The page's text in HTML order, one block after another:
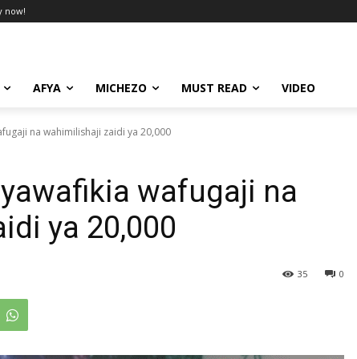
now!
AFYA MICHEZO MUST READ VIDEO
na wahimilishaji zaidi ya 20,000
yawafikia wafugaji na
ya 20,000
0
35